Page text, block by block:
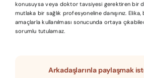
konusuysa veya doktor tavsiyesi gerektiren bir
mutlaka bir sağlık profesyoneline danışınız. Elika,
amaçlarla kullanılması sonucunda ortaya
sorumlu tutulamaz.
Arkadaşlarınla paylaşmak